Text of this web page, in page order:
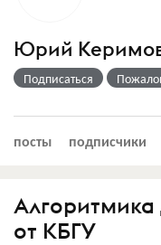
Юрий
Подписаться
посты подписчики
от КБГУ